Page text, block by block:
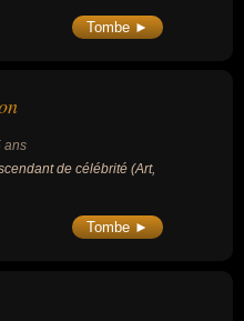
Tombe ►
ans
de célébrité (Art,
Tombe ►